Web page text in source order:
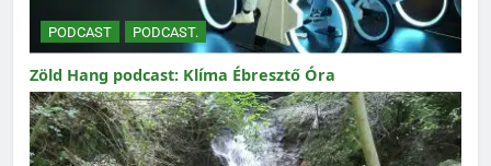
PODCAST PODCAST.
Zöld Hang podcast: Klíma Ébresztő Óra